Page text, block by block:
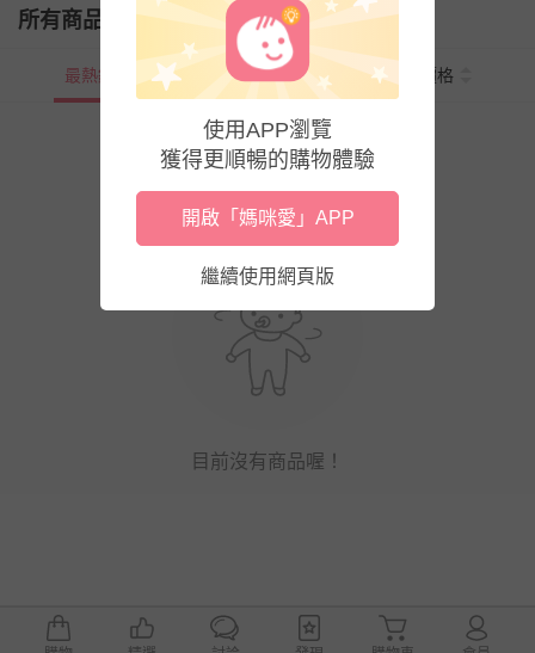
所有商品
最熱銷 新上市 價格
目前沒有商品喔！
使用APP瀏覽
獲得更順暢的購物體驗
開啟「媽咪愛」APP
繼續使用網頁版